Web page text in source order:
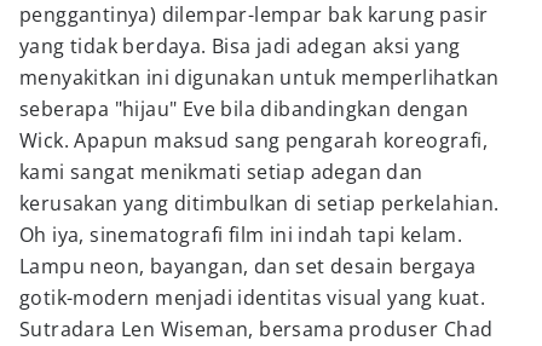
penggantinya) dilempar-lempar bak karung pasir
yang tidak berdaya. Bisa jadi adegan aksi yang
menyakitkan ini digunakan untuk memperlihatkan
seberapa "hijau" Eve bila dibandingkan dengan
Wick. Apapun maksud sang pengarah koreografi,
kami sangat menikmati setiap adegan dan
kerusakan yang ditimbulkan di setiap perkelahian.
Oh iya, sinematografi film ini indah tapi kelam.
Lampu neon, bayangan, dan set desain bergaya
gotik-modern menjadi identitas visual yang kuat.
Sutradara Len Wiseman, bersama produser Chad